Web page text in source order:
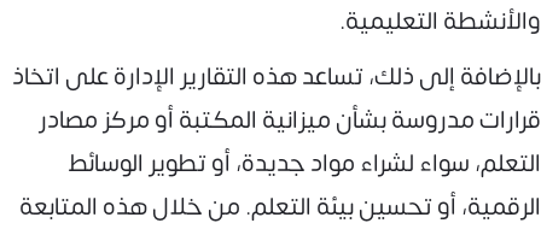
والأنشطة التعليمية.
بالإضافة إلى ذلك، تساعد هذه التقارير الإدارة على اتخاذ
قرارات مدروسة بشأن ميزانية المكتبة أو مركز مصادر
التعلم، سواء لشراء مواد جديدة، أو تطوير الوسائط
الرقمية، أو تحسين بيئة التعلم. من خلال هذه المتابعة